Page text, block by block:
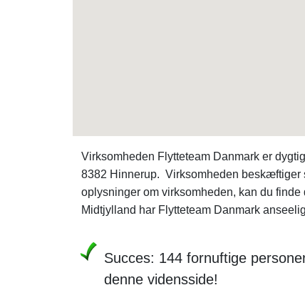
Virksomheden Flytteteam Danmark er
8382 Hinnerup. Virksomheden beskæftiger
oplysninger om virksomheden, kan du finde
Midtjylland har Flytteteam Danmark
Succes: 144 fornuftige
denne vidensside!